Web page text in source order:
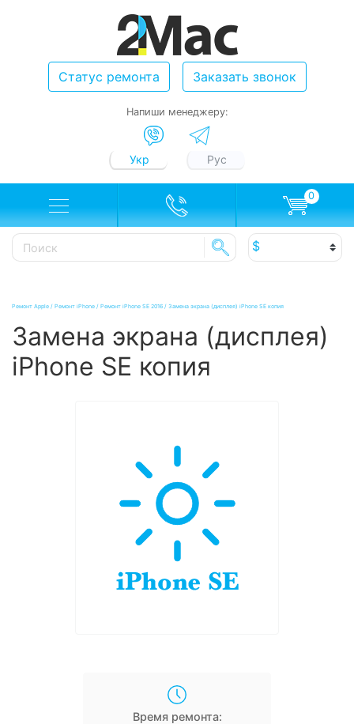
Статус ремонта Заказать звонок
Напиши менеджеру:
Укр Рус
0
Ремонт Apple / Ремонт iPhone / Ремонт iPhone SE 2016 / Замена экрана (дисплея) iPhone SE копия
Замена экрана (дисплея)
iPhone SE копия
Время ремонта: